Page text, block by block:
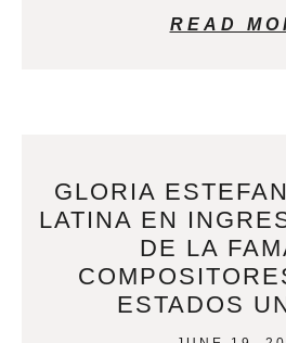
READ
GLORIA
LATINA EN
DE LA
ESTADOS